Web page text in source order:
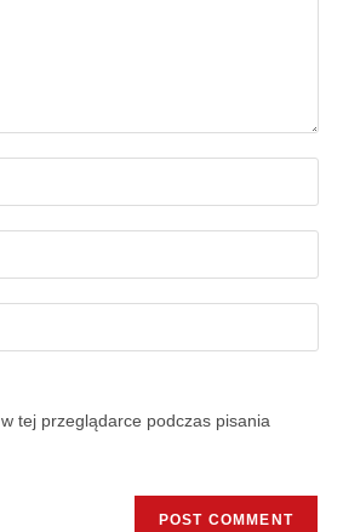
tej przeglądarce podczas pisania